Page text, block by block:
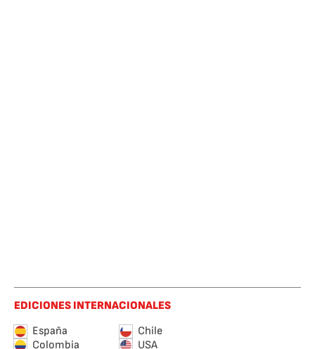
EDICIONES INTERNACIONALES
España
Chile
Colombia
USA